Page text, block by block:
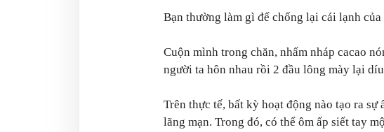
Bạn thường làm gì để chống lại cái lạnh của
Cuộn mình trong chăn, nhấm nháp cacao
người ta hôn nhau rồi 2 đầu lông mày lại
Trên thực tế, bất kỳ hoạt động nào tạo ra sự
lãng mạn. Trong đó, có thể ôm ấp siết tay